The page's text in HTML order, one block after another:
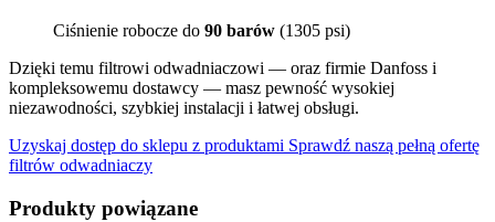
Ciśnienie robocze do 90 barów (1305 psi)
Dzięki temu filtrowi odwadniaczowi — oraz firmie Danfoss i
kompleksowemu dostawcy — masz pewność wysokiej
niezawodności, szybkiej instalacji i łatwej obsługi.
Uzyskaj dostęp do sklepu z produktami Sprawdź naszą pełną ofertę
filtrów odwadniaczy
Produkty powiązane